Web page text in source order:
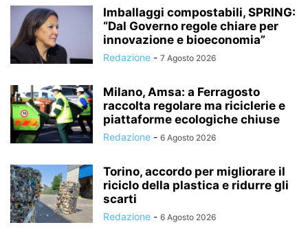
Imballaggi compostabili, SPRING:
“Dal Governo regole chiare per
innovazione e bioeconomia”
Redazione - 7 Agosto 2026
Milano, Amsa: a Ferragosto
raccolta regolare ma riciclerie e
piattaforme ecologiche chiuse
Redazione - 6 Agosto 2026
Torino, accordo per migliorare il
riciclo della plastica e ridurre gli
scarti
Redazione - 6 Agosto 2026